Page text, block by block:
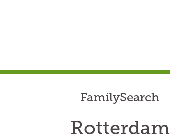
FamilySearch
Rotterdam